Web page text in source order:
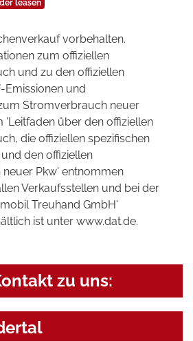
leasen
vorbehalten.
zum offiziellen
und zu den offiziellen
-Emissionen und
Stromverbrauch neuer
'Leitfaden über den offiziellen
die offiziellen spezifischen
den offiziellen
Pkw' entnommen
Verkaufsstellen und bei der
Treuhand GmbH'
ist unter www.dat.de.
zu uns: